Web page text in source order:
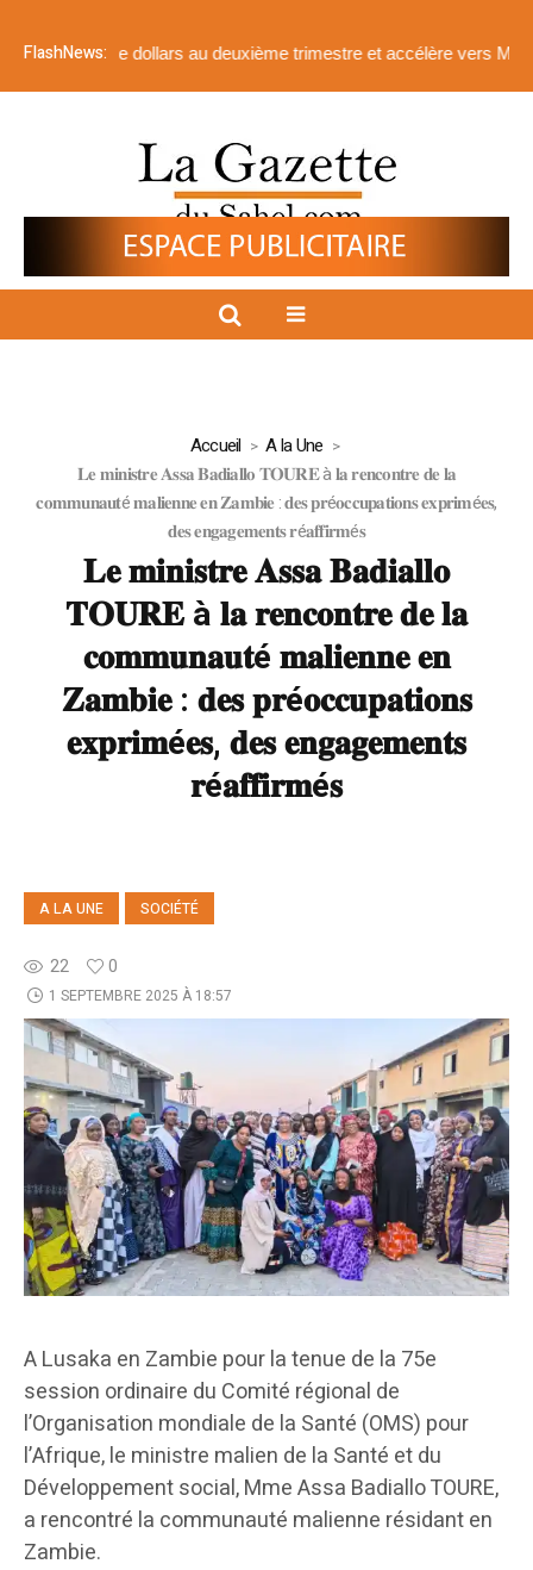
FlashNews:
de dollars au deuxième trimestre et accélère vers Menankoto
Accueil
A la Une
𝐋𝐞 𝐦𝐢𝐧𝐢𝐬𝐭𝐫𝐞 𝐀𝐬𝐬𝐚 𝐁𝐚𝐝𝐢𝐚𝐥𝐥𝐨 𝐓𝐎𝐔𝐑𝐄 à 𝐥𝐚 𝐫𝐞𝐧𝐜𝐨𝐧𝐭𝐫𝐞 𝐝𝐞 𝐥𝐚
𝐜𝐨𝐦𝐦𝐮𝐧𝐚𝐮𝐭é 𝐦𝐚𝐥𝐢𝐞𝐧𝐧𝐞 𝐞𝐧 𝐙𝐚𝐦𝐛𝐢𝐞 : 𝐝𝐞𝐬 𝐩𝐫é𝐨𝐜𝐜𝐮𝐩𝐚𝐭𝐢𝐨𝐧𝐬 𝐞𝐱𝐩𝐫𝐢𝐦é𝐞𝐬,
𝐝𝐞𝐬 𝐞𝐧𝐠𝐚𝐠𝐞𝐦𝐞𝐧𝐭𝐬 𝐫é𝐚𝐟𝐟𝐢𝐫𝐦é𝐬
𝐋𝐞 𝐦𝐢𝐧𝐢𝐬𝐭𝐫𝐞 𝐀𝐬𝐬𝐚 𝐁𝐚𝐝𝐢𝐚𝐥𝐥𝐨
𝐓𝐎𝐔𝐑𝐄 à 𝐥𝐚 𝐫𝐞𝐧𝐜𝐨𝐧𝐭𝐫𝐞 𝐝𝐞 𝐥𝐚
𝐜𝐨𝐦𝐦𝐮𝐧𝐚𝐮𝐭é 𝐦𝐚𝐥𝐢𝐞𝐧𝐧𝐞 𝐞𝐧
𝐙𝐚𝐦𝐛𝐢𝐞 : 𝐝𝐞𝐬 𝐩𝐫é𝐨𝐜𝐜𝐮𝐩𝐚𝐭𝐢𝐨𝐧𝐬
𝐞𝐱𝐩𝐫𝐢𝐦é𝐞𝐬, 𝐝𝐞𝐬 𝐞𝐧𝐠𝐚𝐠𝐞𝐦𝐞𝐧𝐭𝐬
𝐫é𝐚𝐟𝐟𝐢𝐫𝐦é𝐬
A LA UNE SOCIÉTÉ
22 0
1 SEPTEMBRE 2025 À 18:57
A Lusaka en Zambie pour la tenue de la 75e
session ordinaire du Comité régional de
l’Organisation mondiale de la Santé (OMS) pour
l’Afrique, le ministre malien de la Santé et du
Développement social, Mme Assa Badiallo TOURE,
a rencontré la communauté malienne résidant en
Zambie.